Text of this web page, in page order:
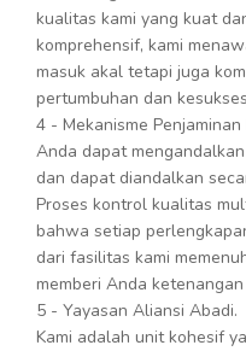
kualitas kami yang kuat
komprehensif, kami
masuk akal tetapi juga
pertumbuhan dan
4 - Mekanisme
Anda dapat
dan dapat diandalkan
Proses kontrol kualitas
bahwa setiap
dari fasilitas kami
memberi Anda
5 - Yayasan Aliansi Abadi.
Kami adalah unit kohesif